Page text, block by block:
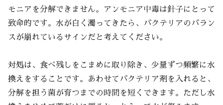
モニアを分解できません。アンモニア中毒は針子にとって
致命的です。水が白く濁ってきたら、バクテリアのバラン
スが崩れているサインだと考えてください。
対処は、食べ残しをこまめに取り除き、少量ずつ頻繁に水
換えをすることです。あわせてバクテリア剤を入れると、
分解を担う菌が育つまでの時間を短くできます。ただし水